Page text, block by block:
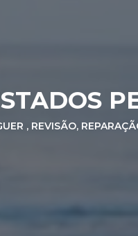
, REVISÃO,